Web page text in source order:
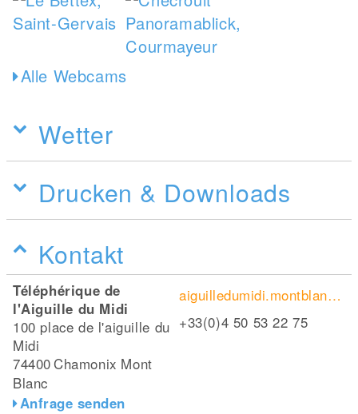
Alle Webcams
Wetter
Drucken & Downloads
Kontakt
Téléphérique de
l'Aiguille du Midi
100 place de l'aiguille du
Midi
74400Chamonix Mont
Blanc
Anfrage senden
aiguilledumidi.montblancnaturalresort.com/fr
+33(0)4 50 53 22 75